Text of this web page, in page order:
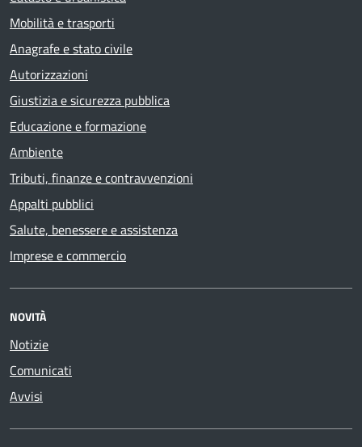
Mobilità e trasporti
Anagrafe e stato civile
Autorizzazioni
Giustizia e sicurezza pubblica
Educazione e formazione
Ambiente
Tributi, finanze e contravvenzioni
Appalti pubblici
Salute, benessere e assistenza
Imprese e commercio
NOVITÀ
Notizie
Comunicati
Avvisi